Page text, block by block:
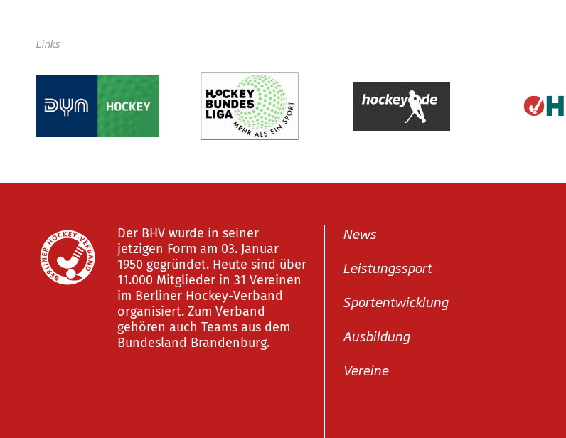
Links
Der BHV wurde in seiner
jetzigen Form am 03. Januar
1950 gegründet. Heute sind über
11.000 Mitglieder in 31 Vereinen
im Berliner Hockey-Verband
organisiert. Zum Verband
gehören auch Teams aus dem
Bundesland Brandenburg.
News
Leistungssport
Sportentwicklung
Ausbildung
Vereine